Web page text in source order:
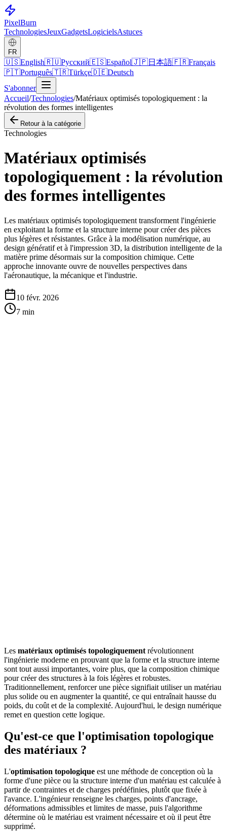
PixelBurn
TechnologiesJeuxGadgetsLogicielsAstuces
FR
🇺🇸English🇷🇺Русский🇪🇸Español🇯🇵日本語🇫🇷Français
🇵🇹Português🇹🇷Türkçe🇩🇪Deutsch
S'abonner
Accueil/Technologies/Matériaux optimisés topologiquement : la
révolution des formes intelligentes
Retour à la catégorie
Technologies
Matériaux optimisés
topologiquement : la révolution
des formes intelligentes
Les matériaux optimisés topologiquement transforment l'ingénierie
en exploitant la forme et la structure interne pour créer des pièces
plus légères et résistantes. Grâce à la modélisation numérique, au
design génératif et à l'impression 3D, la distribution intelligente de la
matière prime désormais sur la composition chimique. Cette
approche innovante ouvre de nouvelles perspectives dans
l'aéronautique, la mécanique et l'industrie.
10 févr. 2026
7 min
Les matériaux optimisés topologiquement révolutionnent
l'ingénierie moderne en prouvant que la forme et la structure interne
sont tout aussi importantes, voire plus, que la composition chimique
pour créer des structures à la fois légères et robustes.
Traditionnellement, renforcer une pièce signifiait utiliser un matériau
plus solide ou en augmenter la quantité, ce qui entraînait hausse du
poids, du coût et de la complexité. Aujourd'hui, le design numérique
remet en question cette logique.
Qu'est-ce que l'optimisation topologique
des matériaux ?
L'optimisation topologique est une méthode de conception où la
forme d'une pièce ou la structure interne d'un matériau est calculée à
partir de contraintes et de charges prédéfinies, plutôt que fixée à
l'avance. L'ingénieur renseigne les charges, points d'ancrage,
déformations admissibles et limites de masse, puis l'algorithme
détermine où le matériau est vraiment nécessaire et où il peut être
supprimé.